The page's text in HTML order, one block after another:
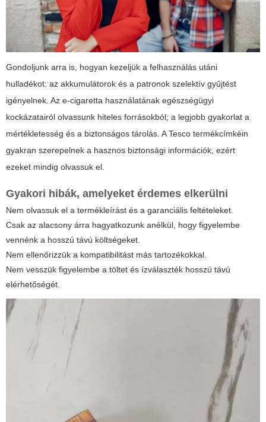
Gondoljunk arra is, hogyan kezeljük a felhasználás utáni
hulladékot: az akkumulátorok és a patronok szelektív gyűjtést
igényelnek. Az e-cigaretta használatának egészségügyi
kockázatairól olvassunk hiteles forrásokból; a legjobb gyakorlat a
mértékletesség és a biztonságos tárolás. A Tesco termékcímkéin
gyakran szerepelnek a hasznos biztonsági információk, ezért
ezeket mindig olvassuk el.
Gyakori hibák, amelyeket érdemes elkerülni
Nem olvassuk el a termékleírást és a garanciális feltételeket.
Csak az alacsony árra hagyatkozunk anélkül, hogy figyelembe
vennénk a hosszú távú költségeket.
Nem ellenőrizzük a kompatibilitást más tartozékokkal.
Nem vesszük figyelembe a töltet és ízválaszték hosszú távú
elérhetőségét.